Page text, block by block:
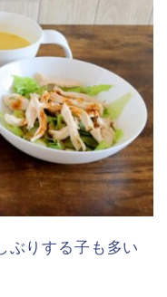
ぶりする子も多い